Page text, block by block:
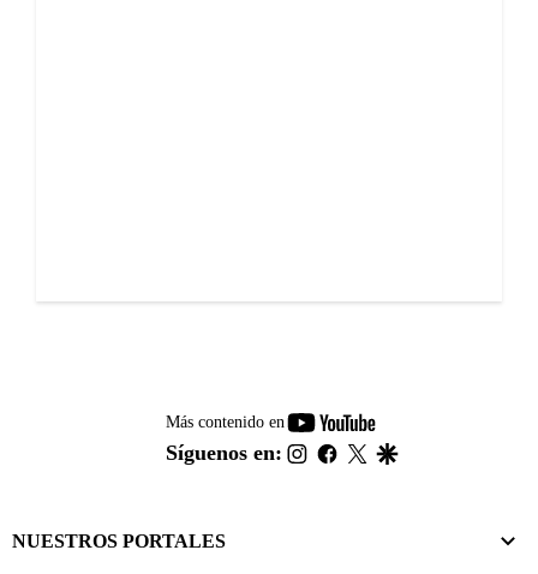
Más contenido en
youtube-
footer
Síguenos en: instagram
facebook
twitter
NUESTROS PORTALES